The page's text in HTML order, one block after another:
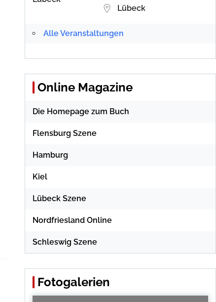
Lübeck
Alle Veranstaltungen
Online Magazine
Die Homepage zum Buch
Flensburg Szene
Hamburg
Kiel
Lübeck Szene
Nordfriesland Online
Schleswig Szene
Fotogalerien